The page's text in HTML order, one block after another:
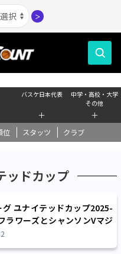
＞
バスケ日本代表
＋
中学・高校・大学
その他
＋
位 スタッツ クラブ
ッドカップ
グ ユナイテッドカップ2025-
ラワーズとシャンソンVマジ
を突破